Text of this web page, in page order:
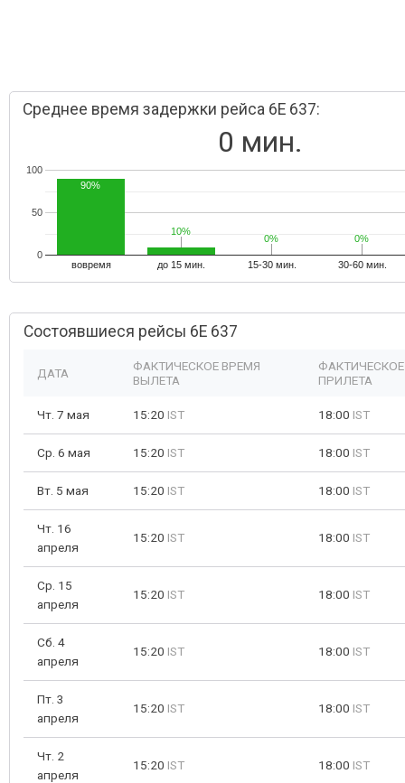
Среднее время задержки рейса 6E 637:
0 мин.
вовремя до 15 мин. 15-30 мин. 30-60 мин.
0
50
100
90%
10%
10%
0%
0% 0%
0%
Состоявшиеся рейсы 6E 637
ДАТА
ФАКТИЧЕСКОЕ ВРЕМЯ
ВЫЛЕТА
ПРИЛЕТА
Чт. 7 мая 15:20 IST 18:00 IST
Ср. 6 мая 15:20 IST 18:00 IST
Вт. 5 мая 15:20 IST 18:00 IST
Чт. 16
апреля
15:20 IST 18:00 IST
Ср. 15
апреля
15:20 IST 18:00 IST
Сб. 4
апреля
15:20 IST 18:00 IST
Пт. 3
апреля
15:20 IST 18:00 IST
Чт. 2
апреля
15:20 IST 18:00 IST